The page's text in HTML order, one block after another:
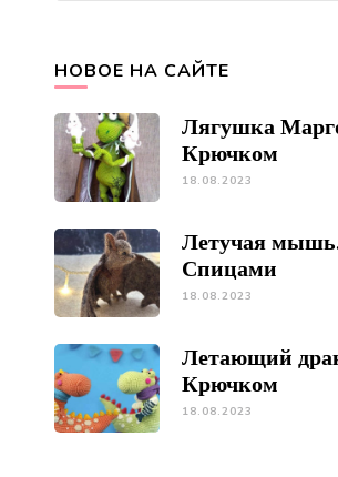
НОВОЕ НА САЙТЕ
Лягушка
Крючком
18.08.2023
Летучая
Спицами
18.08.2023
Летающий
Крючком
18.08.2023